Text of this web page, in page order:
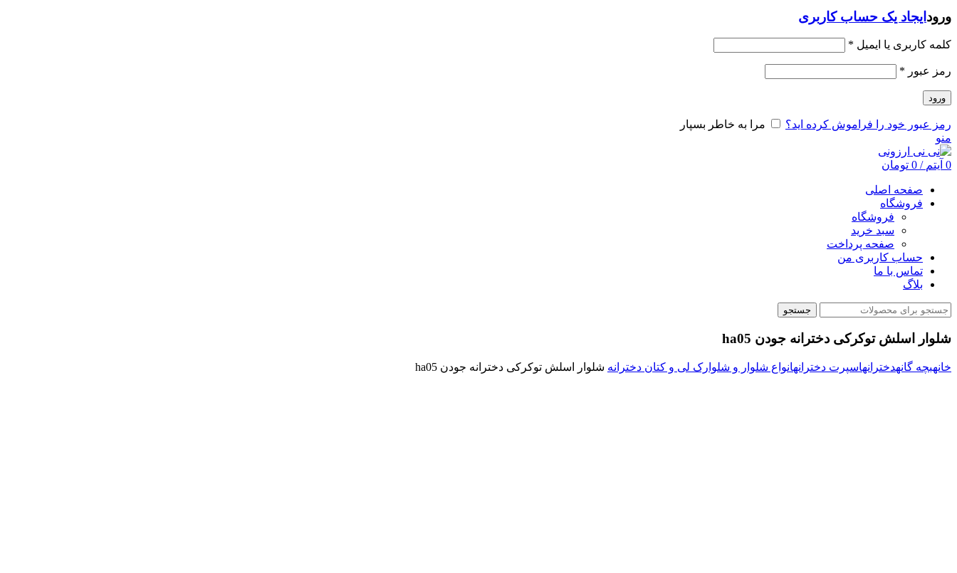
ورود ایجاد یک حساب کاربری
کلمه کاربری یا ایمیل *
رمز عبور *
ورود
رمز عبور خود را فراموش کرده اید؟
مرا به خاطر بسپار
منو
0 آیتم /
0 تومان
صفحه اصلی
فروشگاه
فروشگاه
سبد خرید
صفحه پرداخت
حساب کاربری من
تماس با ما
بلاگ
جستجو
شلوار اسلش توکرکی دخترانه جودن ha05
خانهبچه گانهدخترانهاسپرت دخترانهانواع شلوار و شلوارک لی و کتان دخترانه شلوار اسلش توکرکی دخترانه جودن ha05